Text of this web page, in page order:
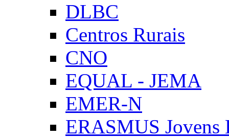
DLBC
Centros Rurais
CNO
EQUAL - JEMA
EMER-N
ERASMUS Jovens